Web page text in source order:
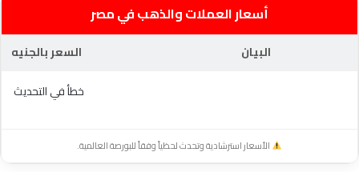
أسعار العملات والذهب في مصر
البيان
السعر بالجنيه
خطأ في التحديث
الأسعار استرشادية وتحدث لحظياً وفقاً للبورصة العالمية.